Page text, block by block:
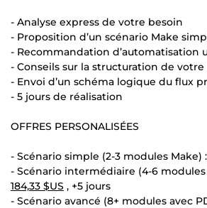
- Analyse express de votre besoin
- Proposition d’un scénario Make
- Recommandation d’automatisation
- Conseils sur la structuration de
- Envoi d’un schéma logique du flux
- 5 jours de réalisation
OFFRES PERSONALISÉES
- Scénario simple (2-3 modules Make) :
- Scénario intermédiaire (4-6 modules
184,33 $US , +5 jours
- Scénario avancé (8+ modules avec